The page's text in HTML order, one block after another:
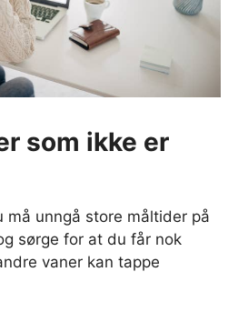
som ikke er
må unngå store måltider på
sørge for at du får nok
vaner kan tappe